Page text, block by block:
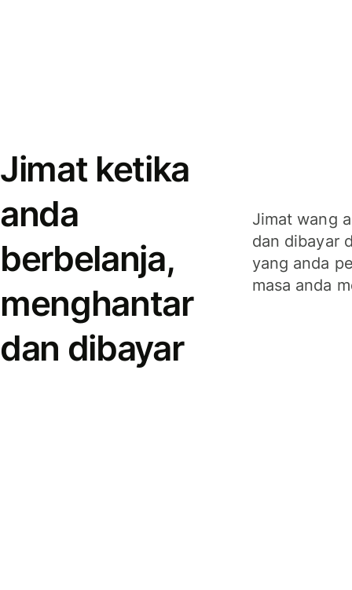
Jimat ketika
anda
berbelanja,
menghantar
dan dibayar
Jimat wang
dan dibayar
yang anda
masa anda